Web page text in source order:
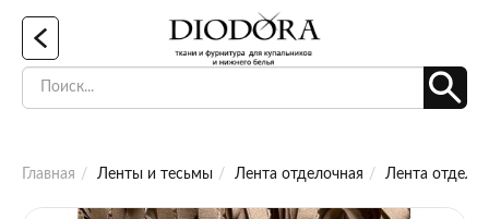
Главная Ленты и тесьмы Лента отделочная Лента